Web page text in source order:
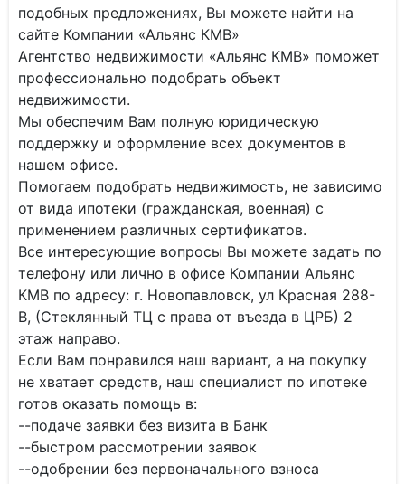
подобных предложениях, Вы можете найти на
сайте Компании «Альянс КМВ»
Агентство недвижимости «Альянс КМВ» поможет
профессионально подобрать объект
недвижимости.
Мы обеспечим Вам полную юридическую
поддержку и оформление всех документов в
нашем офисе.
Помогаем подобрать недвижимость, не зависимо
от вида ипотеки (гражданская, военная) с
применением различных сертификатов.
Все интересующие вопросы Вы можете задать по
телефону или лично в офисе Компании Альянс
КМВ по адресу: г. Новопавловск, ул Красная 288-
В, (Стеклянный ТЦ с права от въезда в ЦРБ) 2
этаж направо.
Если Вам понравился наш вариант, а на покупку
не хватает средств, наш специалист по ипотеке
готов оказать помощь в:
--подаче заявки без визита в Банк
--быстром рассмотрении заявок
--одобрении без первоначального взноса